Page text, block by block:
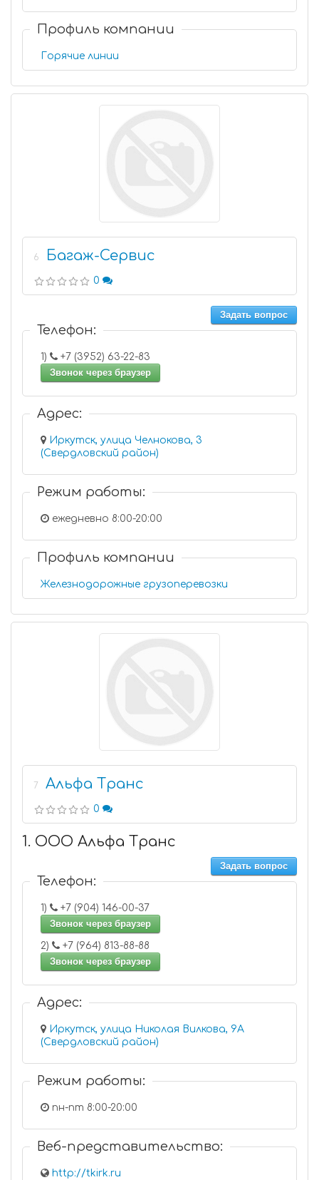
Профиль компании
Горячие линии
6 Багаж-Сервис
0
Задать вопрос
Телефон:
1)
+7 (3952) 63-22-83
Звонок через браузер
Адрес:
Иркутск, улица Челнокова, 3
(Свердловский район)
Режим работы:
ежедневно 8:00-20:00
Профиль компании
Железнодорожные грузоперевозки
7 Альфа Транс
0
1. ООО Альфа Транс
Задать вопрос
Телефон:
1)
+7 (904) 146-00-37
Звонок через браузер
2)
+7 (964) 813-88-88
Звонок через браузер
Адрес:
Иркутск, улица Николая Вилкова, 9А
(Свердловский район)
Режим работы:
пн-пт 8:00-20:00
Веб-представительство:
http://tkirk.ru